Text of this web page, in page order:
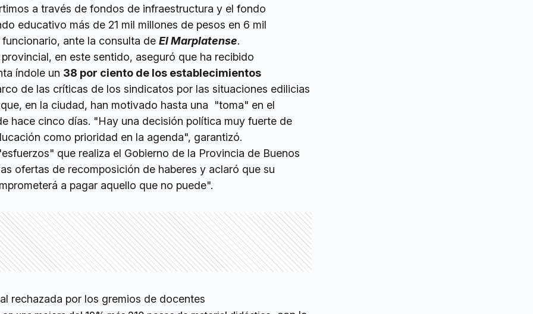
a través de fondos de infraestructura y el fondo
educativo más de 21 mil millones de pesos en 6 mil
ante la consulta de El Marplatense.
en este sentido, aseguró que ha recibido
índole un 38 por ciento de los establecimientos
de las críticas de los sindicatos por las situaciones edilicias
en la ciudad, han motivado hasta una "toma" en el
hace cinco días. "Hay una decisión política muy fuerte de
como prioridad en la agenda", garantizó.
que realiza el Gobierno de la Provincia de Buenos
ofertas de recomposición de haberes y aclaró que su
a pagar aquello que no puede".
rechazada por los gremios de docentes